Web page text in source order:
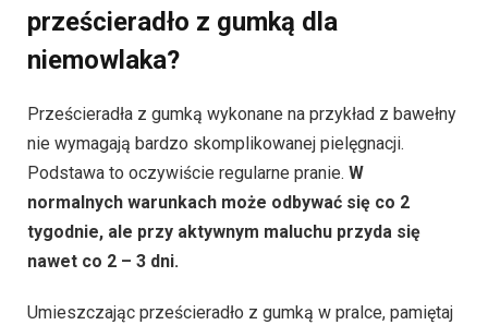
prześcieradło z gumką dla
niemowlaka?
Prześcieradła z gumką wykonane na przykład z bawełny
nie wymagają bardzo skomplikowanej pielęgnacji.
Podstawa to oczywiście regularne pranie. W
normalnych warunkach może odbywać się co 2
tygodnie, ale przy aktywnym maluchu przyda się
nawet co 2 – 3 dni.
Umieszczając prześcieradło z gumką w pralce, pamiętaj